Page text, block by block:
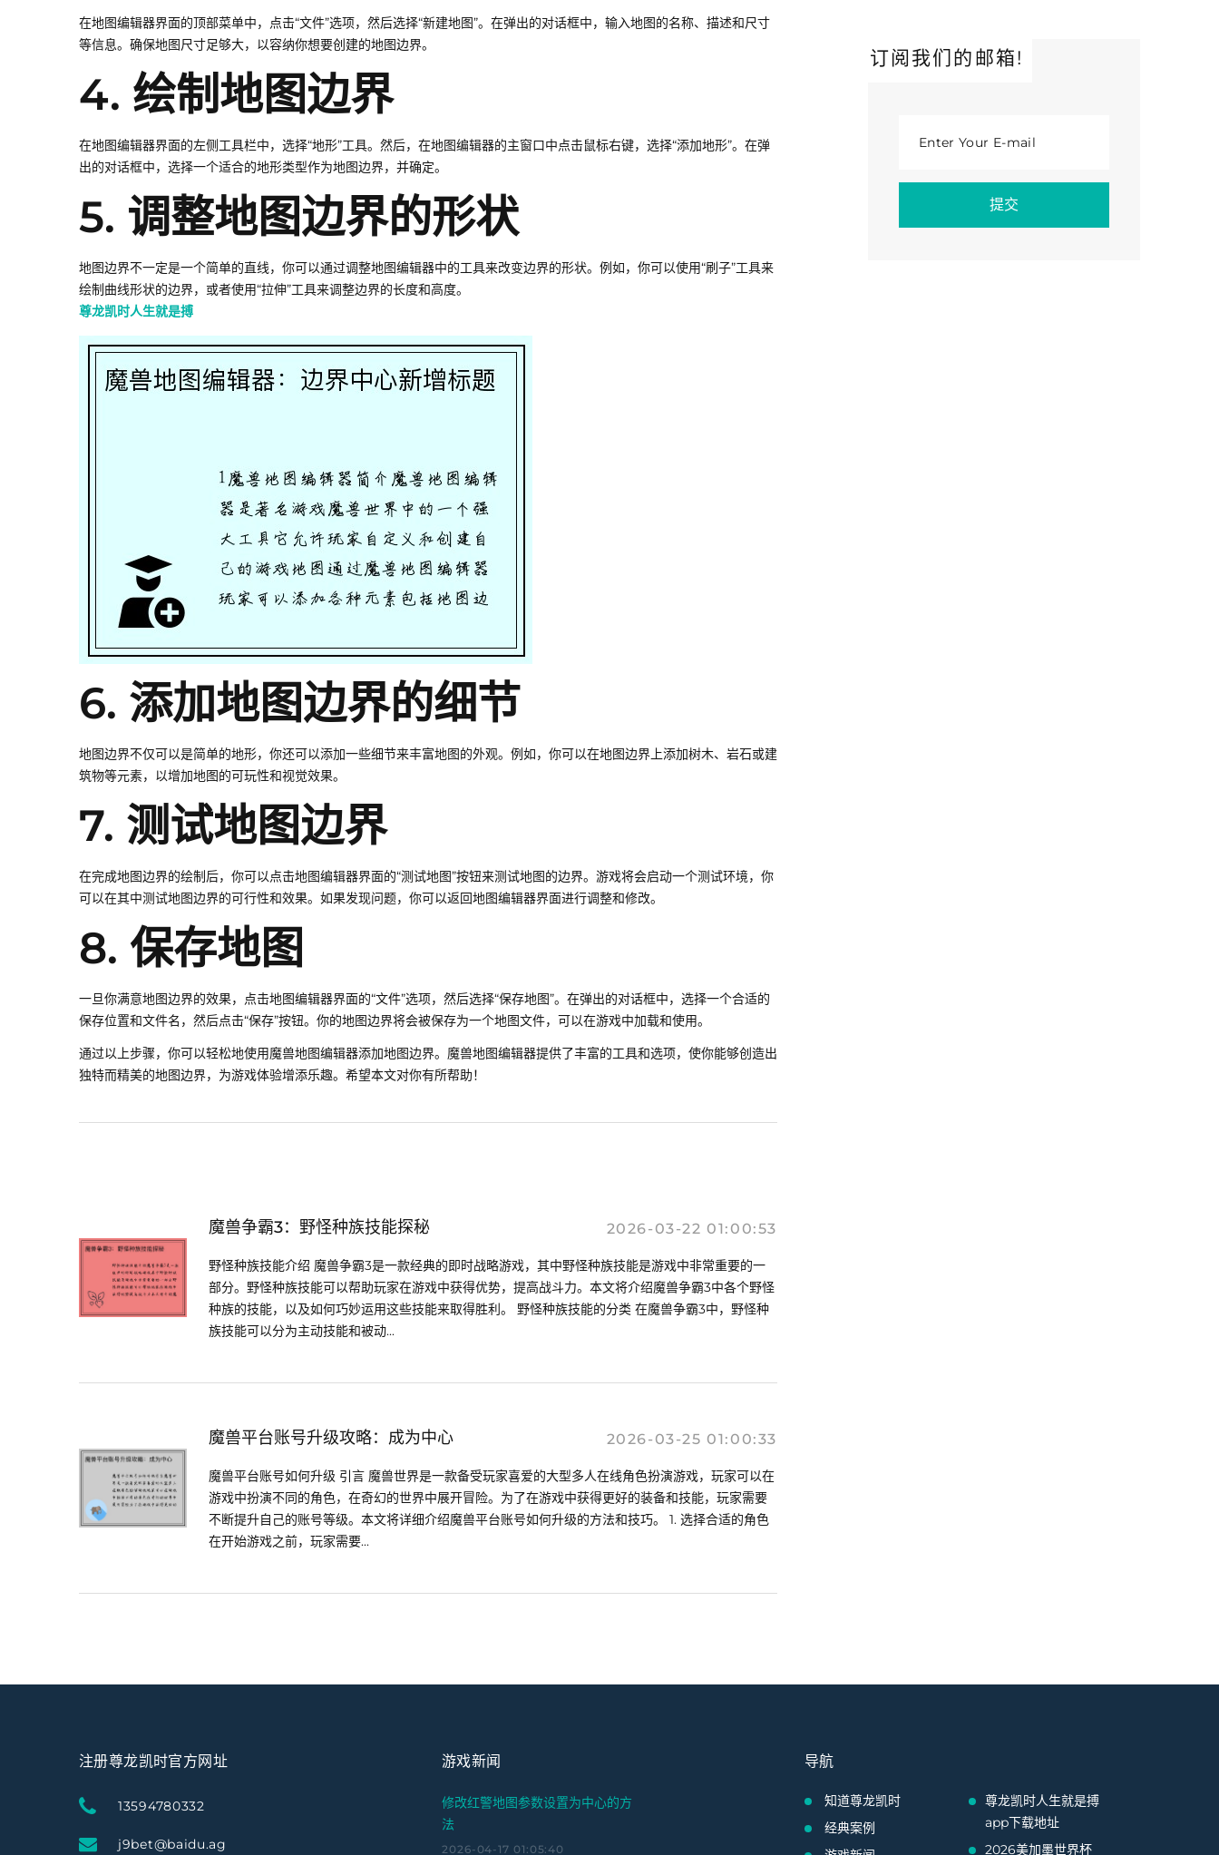
在地图编辑器界面的顶部菜单中，点击“文件”选项，然后选择“新建地图”。在弹出的对话框中，输入地图的名称、描述和尺寸
等信息。确保地图尺寸足够大，以容纳你想要创建的地图边界。
4. 绘制地图边界
在地图编辑器界面的左侧工具栏中，选择“地形”工具。然后，在地图编辑器的主窗口中点击鼠标右键，选择“添加地形”。在弹
出的对话框中，选择一个适合的地形类型作为地图边界，并确定。
5. 调整地图边界的形状
地图边界不一定是一个简单的直线，你可以通过调整地图编辑器中的工具来改变边界的形状。例如，你可以使用“刷子”工具来
绘制曲线形状的边界，或者使用“拉伸”工具来调整边界的长度和高度。
尊龙凯时人生就是搏
6. 添加地图边界的细节
地图边界不仅可以是简单的地形，你还可以添加一些细节来丰富地图的外观。例如，你可以在地图边界上添加树木、岩石或建
筑物等元素，以增加地图的可玩性和视觉效果。
7. 测试地图边界
在完成地图边界的绘制后，你可以点击地图编辑器界面的“测试地图”按钮来测试地图的边界。游戏将会启动一个测试环境，你
可以在其中测试地图边界的可行性和效果。如果发现问题，你可以返回地图编辑器界面进行调整和修改。
8. 保存地图
一旦你满意地图边界的效果，点击地图编辑器界面的“文件”选项，然后选择“保存地图”。在弹出的对话框中，选择一个合适的
保存位置和文件名，然后点击“保存”按钮。你的地图边界将会被保存为一个地图文件，可以在游戏中加载和使用。
通过以上步骤，你可以轻松地使用魔兽地图编辑器添加地图边界。魔兽地图编辑器提供了丰富的工具和选项，使你能够创造出
独特而精美的地图边界，为游戏体验增添乐趣。希望本文对你有所帮助！
魔兽争霸3：野怪种族技能探秘 2026-03-22 01:00:53
野怪种族技能介绍 魔兽争霸3是一款经典的即时战略游戏，其中野怪种族技能是游戏中非常重要的一
部分。野怪种族技能可以帮助玩家在游戏中获得优势，提高战斗力。本文将介绍魔兽争霸3中各个野怪
种族的技能，以及如何巧妙运用这些技能来取得胜利。 野怪种族技能的分类 在魔兽争霸3中，野怪种
族技能可以分为主动技能和被动...
魔兽平台账号升级攻略：成为中心 2026-03-25 01:00:33
魔兽平台账号如何升级 引言 魔兽世界是一款备受玩家喜爱的大型多人在线角色扮演游戏，玩家可以在
游戏中扮演不同的角色，在奇幻的世界中展开冒险。为了在游戏中获得更好的装备和技能，玩家需要
不断提升自己的账号等级。本文将详细介绍魔兽平台账号如何升级的方法和技巧。 1. 选择合适的角色
在开始游戏之前，玩家需要...
订阅我们的邮箱!
Enter Your E-mail
提交
注册尊龙凯时官方网址
13594780332
j9bet@baidu.ag
游戏新闻
修改红警地图参数设置为中心的方
法
2026-04-17 01:05:40
导航
知道尊龙凯时
经典案例
尊龙凯时人生就是搏
app下载地址
2026美加墨世界杯